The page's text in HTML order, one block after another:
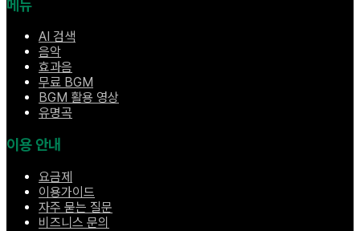
메뉴
AI 검색
음악
효과음
무료 BGM
BGM 활용 영상
유명곡
이용 안내
요금제
이용가이드
자주 묻는 질문
비즈니스 문의